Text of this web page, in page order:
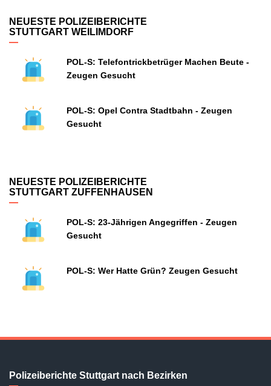
NEUESTE POLIZEIBERICHTE
STUTTGART WEILIMDORF
POL-S: Telefontrickbetrüger Machen Beute -
Zeugen Gesucht
POL-S: Opel Contra Stadtbahn - Zeugen
Gesucht
NEUESTE POLIZEIBERICHTE
STUTTGART ZUFFENHAUSEN
POL-S: 23-Jährigen Angegriffen - Zeugen
Gesucht
POL-S: Wer Hatte Grün? Zeugen Gesucht
Polizeiberichte Stuttgart nach Bezirken